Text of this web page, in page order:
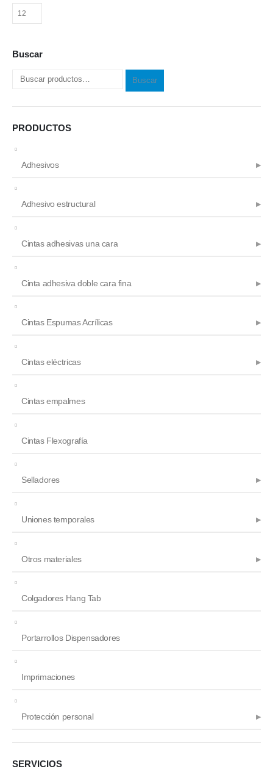
Buscar
Buscar
PRODUCTOS
Adhesivos
Adhesivo estructural
Cintas adhesivas una cara
Cinta adhesiva doble cara fina
Cintas Espumas Acrílicas
Cintas eléctricas
Cintas empalmes
Cintas Flexografía
Selladores
Uniones temporales
Otros materiales
Colgadores Hang Tab
Portarrollos Dispensadores
Imprimaciones
Protección personal
SERVICIOS